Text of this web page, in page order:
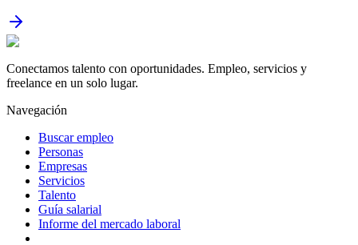
Conectamos talento con oportunidades. Empleo, servicios y
freelance en un solo lugar.
Navegación
Buscar empleo
Personas
Empresas
Servicios
Talento
Guía salarial
Informe del mercado laboral